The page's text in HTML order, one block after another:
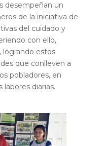
desempeñan un
de la iniciativa de
del cuidado y
con ello,
logrando estos
que conlleven a
pobladores, en
diarias.